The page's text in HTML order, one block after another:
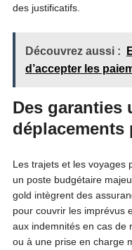
des justificatifs.
Découvrez aussi :
d’accepter les
Des garanties
Les trajets et les voyages
un poste budgétaire
gold intègrent des
pour couvrir les imprévus
aux indemnités en cas de
ou à une prise en charge